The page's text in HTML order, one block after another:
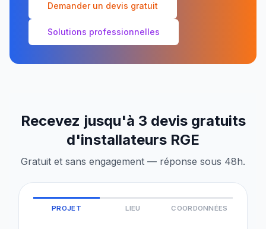
Demander un devis gratuit
Solutions professionnelles
Recevez jusqu'à 3 devis gratuits
d'installateurs RGE
Gratuit et sans engagement — réponse sous 48h.
PROJET LIEU COORDONNÉES